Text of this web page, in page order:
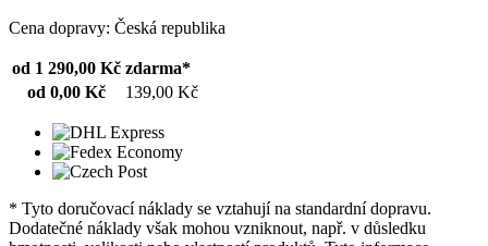
Cena dopravy: Česká republika
od 1 290,00 Kč zdarma*
od 0,00 Kč
139,00 Kč
* Tyto doručovací náklady se vztahují na standardní dopravu.
Dodatečné náklady však mohou vzniknout, např. v důsledku